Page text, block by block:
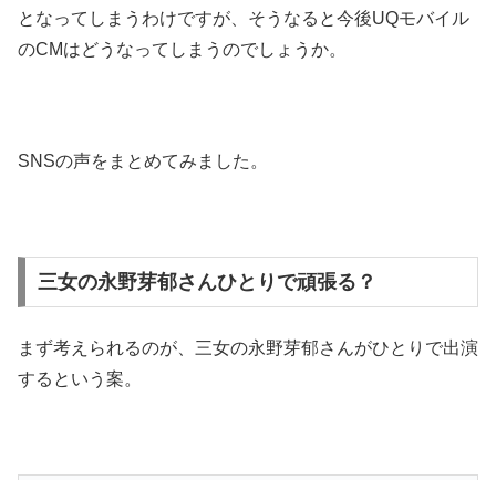
となってしまうわけですが、そうなると今後UQモバイル
のCMはどうなってしまうのでしょうか。
SNSの声をまとめてみました。
三女の永野芽郁さんひとりで頑張る？
まず考えられるのが、三女の永野芽郁さんがひとりで出演
するという案。